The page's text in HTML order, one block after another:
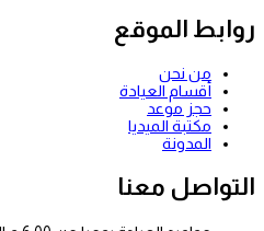
روابط الموقع
من نحن
أقسام العيادة
حجز موعد
مكتبة الميديا
المدونة
التواصل معنا